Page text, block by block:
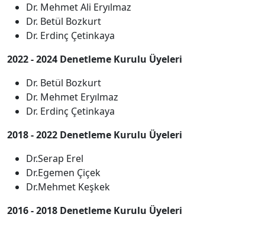
Dr. Mehmet Ali Eryılmaz
Dr. Betül Bozkurt
Dr. Erdinç Çetinkaya
2022 - 2024 Denetleme Kurulu Üyeleri
Dr. Betül Bozkurt
Dr. Mehmet Eryılmaz
Dr. Erdinç Çetinkaya
2018 - 2022 Denetleme Kurulu Üyeleri
Dr.Serap Erel
Dr.Egemen Çiçek
Dr.Mehmet Keşkek
2016 - 2018 Denetleme Kurulu Üyeleri